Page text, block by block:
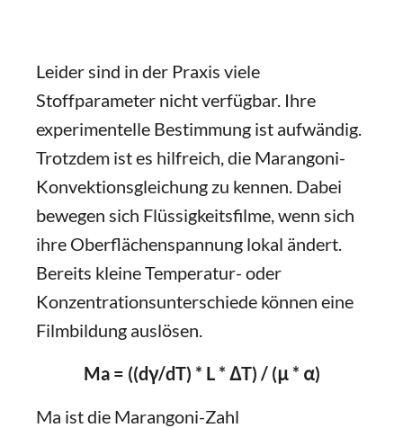
Leider sind in der Praxis viele
Stoffparameter nicht verfügbar. Ihre
experimentelle Bestimmung ist aufwändig.
Trotzdem ist es hilfreich, die Marangoni-
Konvektionsgleichung zu kennen. Dabei
bewegen sich Flüssigkeitsfilme, wenn sich
ihre Oberflächenspannung lokal ändert.
Bereits kleine Temperatur- oder
Konzentrationsunterschiede können eine
Filmbildung auslösen.
Ma = ((dγ/dT) * L * ΔT) / (μ * α)
Ma ist die Marangoni-Zahl